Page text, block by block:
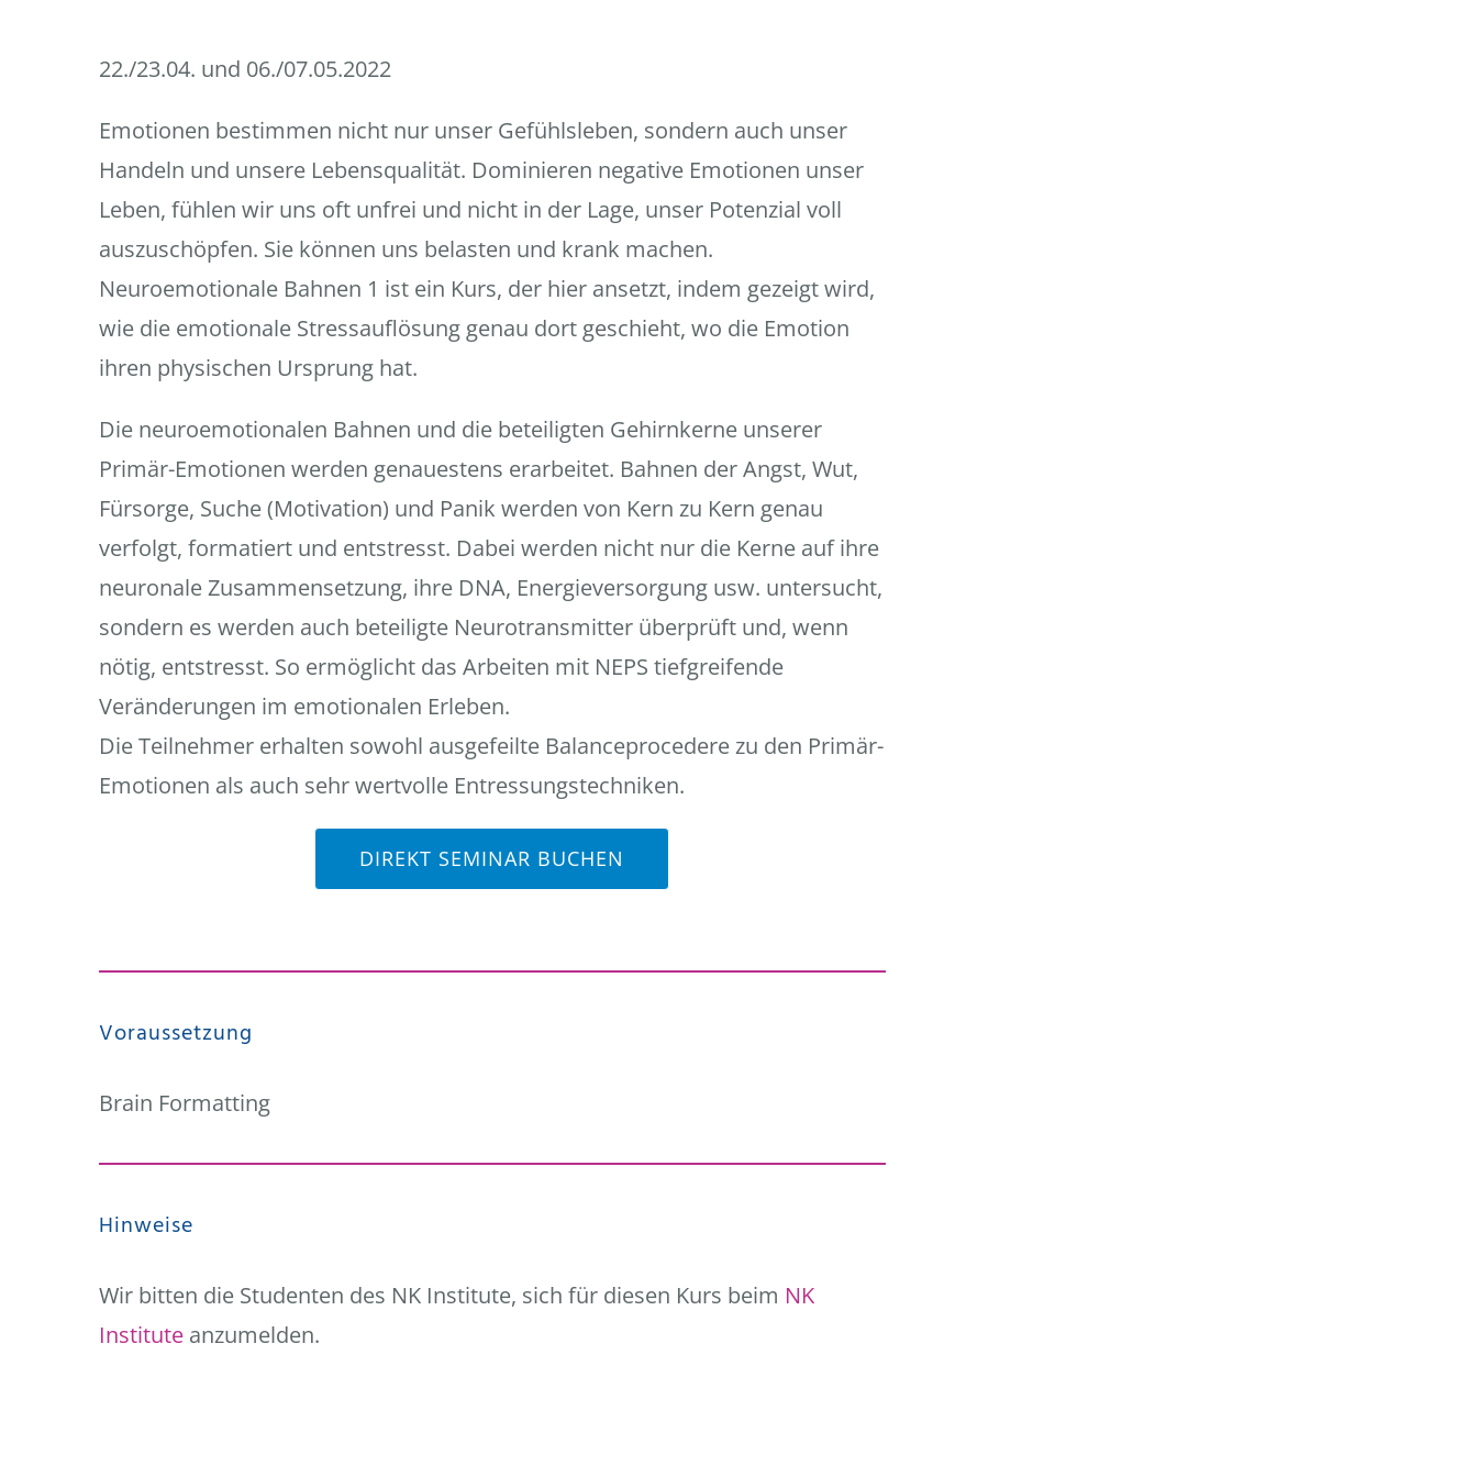
22./23.04. und 06./07.05.2022
Emotionen bestimmen nicht nur unser Gefühlsleben, sondern auch unser
Handeln und unsere Lebensqualität. Dominieren negative Emotionen unser
Leben, fühlen wir uns oft unfrei und nicht in der Lage, unser Potenzial voll
auszuschöpfen. Sie können uns belasten und krank machen.
Neuroemotionale Bahnen 1 ist ein Kurs, der hier ansetzt, indem gezeigt wird,
wie die emotionale Stressauflösung genau dort geschieht, wo die Emotion
ihren physischen Ursprung hat.
Die neuroemotionalen Bahnen und die beteiligten Gehirnkerne unserer
Primär-Emotionen werden genauestens erarbeitet. Bahnen der Angst, Wut,
Fürsorge, Suche (Motivation) und Panik werden von Kern zu Kern genau
verfolgt, formatiert und entstresst. Dabei werden nicht nur die Kerne auf ihre
neuronale Zusammensetzung, ihre DNA, Energieversorgung usw. untersucht,
sondern es werden auch beteiligte Neurotransmitter überprüft und, wenn
nötig, entstresst. So ermöglicht das Arbeiten mit NEPS tiefgreifende
Veränderungen im emotionalen Erleben.
Die Teilnehmer erhalten sowohl ausgefeilte Balanceprocedere zu den Primär-
Emotionen als auch sehr wertvolle Entressungstechniken.
DIREKT SEMINAR BUCHEN
Voraussetzung
Brain Formatting
Hinweise
Wir bitten die Studenten des NK Institute, sich für diesen Kurs beim NK
Instituteanzumelden.